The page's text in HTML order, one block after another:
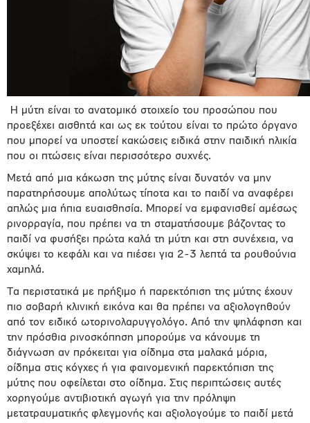
Η μύτη είναι το ανατομικό στοιχείο του προσώπου που
προεξέχει αισθητά και ως εκ τούτου είναι το πρώτο όργανο
που μπορεί να υποστεί κακώσεις ειδικά στην παιδική ηλικία
που οι πτώσεις είναι περισσότερο συχνές.
Μετά από μια κάκωση της μύτης είναι δυνατόν να μην
παρατηρήσουμε απολύτως τίποτα και το παιδί να αναφέρει
απλώς μια ήπια ευαισθησία. Μπορεί να εμφανισθεί αμέσως
ρινορραγία, που πρέπει να τη σταματήσουμε βάζοντας το
παιδί να φυσήξει πρώτα καλά τη μύτη και στη συνέχεια, να
σκύψει το κεφάλι και να πιέσει για 2-3 λεπτά τα ρουθούνια
χαμηλά.
Τα περιστατικά με πρήξιμο ή παρεκτόπιση της μύτης έχουν
πιο σοβαρή κλινική εικόνα και θα πρέπει να αξιολογηθούν
από τον ειδικό ωτορινολαρυγγολόγο. Από την ψηλάφηση και
την πρόσθια ρινοσκόπηση μπορούμε να κάνουμε τη
διάγνωση αν πρόκειται για οίδημα στα μαλακά μόρια,
οίδημα στις κόγχες ή για φαινομενική παρεκτόπιση της
μύτης που οφείλεται στο οίδημα. Στις περιπτώσεις αυτές
χορηγούμε αντιβιοτική αγωγή για την πρόληψη
μετατραυματικής φλεγμονής και αξιολογούμε το παιδί μετά